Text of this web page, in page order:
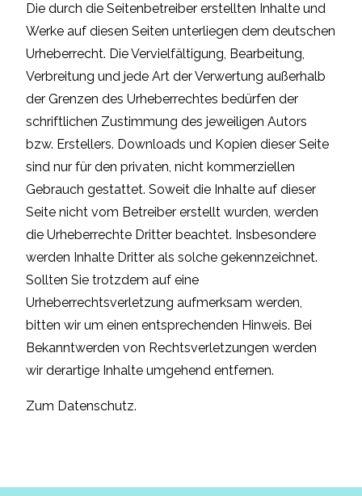
Die durch die Seitenbetreiber erstellten Inhalte und
Werke auf diesen Seiten unterliegen dem deutschen
Urheberrecht. Die Vervielfältigung, Bearbeitung,
Verbreitung und jede Art der Verwertung außerhalb
der Grenzen des Urheberrechtes bedürfen der
schriftlichen Zustimmung des jeweiligen Autors
bzw. Erstellers. Downloads und Kopien dieser Seite
sind nur für den privaten, nicht kommerziellen
Gebrauch gestattet. Soweit die Inhalte auf dieser
Seite nicht vom Betreiber erstellt wurden, werden
die Urheberrechte Dritter beachtet. Insbesondere
werden Inhalte Dritter als solche gekennzeichnet.
Sollten Sie trotzdem auf eine
Urheberrechtsverletzung aufmerksam werden,
bitten wir um einen entsprechenden Hinweis. Bei
Bekanntwerden von Rechtsverletzungen werden
wir derartige Inhalte umgehend entfernen.
Zum Datenschutz.